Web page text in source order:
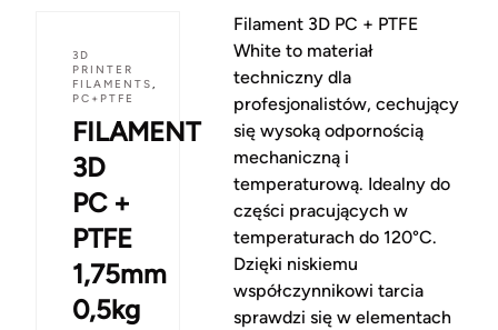
3D
PRINTER
FILAMENTS,
PC+PTFE
FILAMENT
3D
PC +
PTFE
1,75mm
0,5kg
Filament 3D PC + PTFE
White to materiał
techniczny dla
profesjonalistów, cechujący
się wysoką odpornością
mechaniczną i
temperaturową. Idealny do
części pracujących w
temperaturach do 120°C.
Dzięki niskiemu
współczynnikowi tarcia
sprawdzi się w elementach